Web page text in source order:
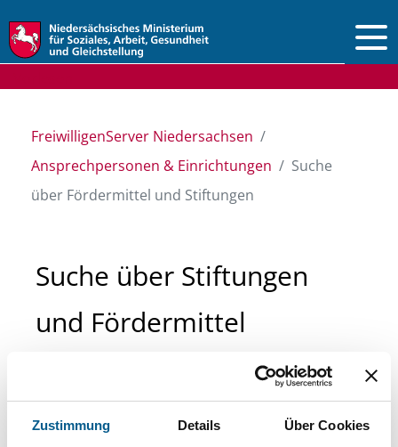
Zustimmung Details Über Cookies
FreiwilligenServer Niedersachsen
Ansprechpersonen & Einrichtungen
Suche
über Fördermittel und Stiftungen
Suche über Stiftungen
und Fördermittel
Sie suchen finanzielle Unterstützung für ein
Projekt oder ein Vorhaben? Hier können Sie
direkt über unsere Fördermitteldatenbank und